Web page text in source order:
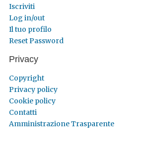
Iscriviti
Log in/out
Il tuo profilo
Reset Password
Privacy
Copyright
Privacy policy
Cookie policy
Contatti
Amministrazione Trasparente